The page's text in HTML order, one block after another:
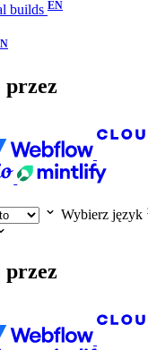
builds
przez
Wybierz język
przez